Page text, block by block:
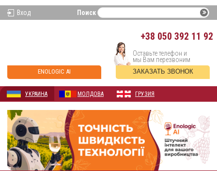
Вход Поиск
+38 050 392 11 92
ENOLOGIC AI
Оставьте телефон и
мы Вам перезвоним
ЗАКАЗАТЬ ЗВОНОК
УКРАИНА МОЛДОВА ГРУЗИЯ